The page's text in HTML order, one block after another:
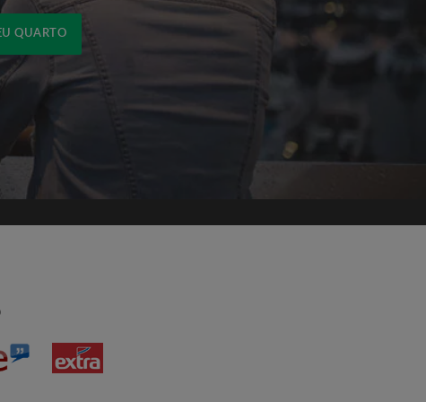
QUARTO